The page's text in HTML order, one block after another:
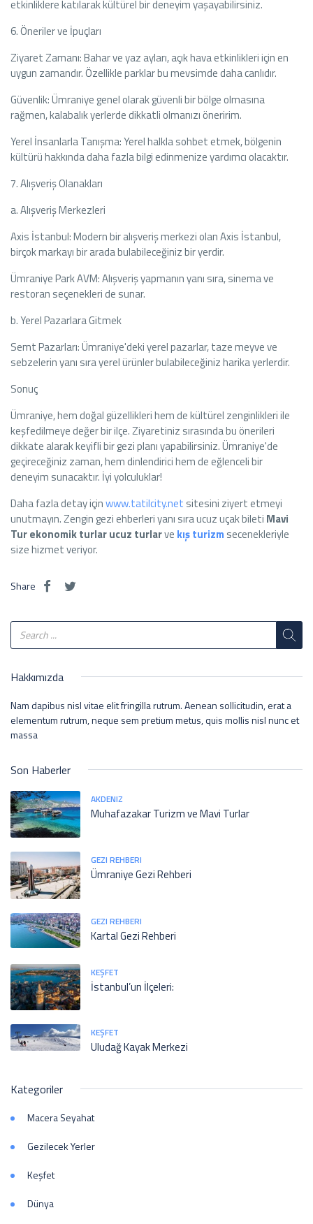
etkinliklere katılarak kültürel bir deneyim yaşayabilirsiniz.
6. Öneriler ve İpuçları
Ziyaret Zamanı: Bahar ve yaz ayları, açık hava etkinlikleri için en
uygun zamandır. Özellikle parklar bu mevsimde daha canlıdır.
Güvenlik: Ümraniye genel olarak güvenli bir bölge olmasına
rağmen, kalabalık yerlerde dikkatli olmanızı öneririm.
Yerel İnsanlarla Tanışma: Yerel halkla sohbet etmek, bölgenin
kültürü hakkında daha fazla bilgi edinmenize yardımcı olacaktır.
7. Alışveriş Olanakları
a. Alışveriş Merkezleri
Axis İstanbul: Modern bir alışveriş merkezi olan Axis İstanbul,
birçok markayı bir arada bulabileceğiniz bir yerdir.
Ümraniye Park AVM: Alışveriş yapmanın yanı sıra, sinema ve
restoran seçenekleri de sunar.
b. Yerel Pazarlara Gitmek
Semt Pazarları: Ümraniye'deki yerel pazarlar, taze meyve ve
sebzelerin yanı sıra yerel ürünler bulabileceğiniz harika yerlerdir.
Sonuç
Ümraniye, hem doğal güzellikleri hem de kültürel zenginlikleri ile
keşfedilmeye değer bir ilçe. Ziyaretiniz sırasında bu önerileri
dikkate alarak keyifli bir gezi planı yapabilirsiniz. Ümraniye'de
geçireceğiniz zaman, hem dinlendirici hem de eğlenceli bir
deneyim sunacaktır. İyi yolculuklar!
Daha fazla detay içinwww.tatilcity.net sitesini ziyert etmeyi
unutmayın. Zengin gezi ehberleri yanı sıra ucuz uçak bileti Mavi
Turekonomik turlarucuz turlarve kış turizm secenekleriyle
size hizmet veriyor.
Share
Hakkımızda
Nam dapibus nisl vitae elit fringilla rutrum. Aenean sollicitudin, erat a
elementum rutrum, neque sem pretium metus, quis mollis nisl nunc et
massa
Son Haberler
AKDENIZ
Muhafazakar Turizm ve Mavi Turlar
GEZI REHBERI
Ümraniye Gezi Rehberi
GEZI REHBERI
Kartal Gezi Rehberi
KEŞFET
İstanbul’un İlçeleri:
KEŞFET
Uludağ Kayak Merkezi
Kategoriler
Macera Seyahat
Gezilecek Yerler
Keşfet
Dünya